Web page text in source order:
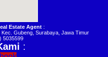
Estate Agent:
Gubeng, Surabaya, Jawa Timur
5035599
: